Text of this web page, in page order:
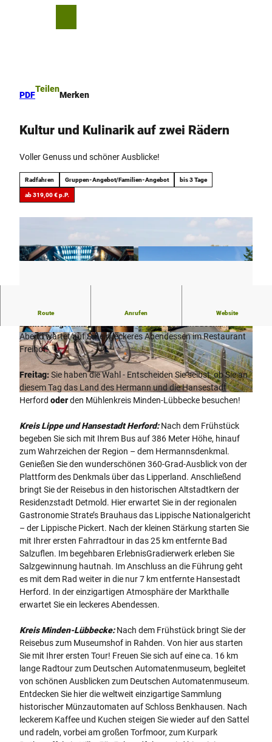
PDF
Teilen
Merken
Kultur und Kulinarik auf zwei Rädern
Voller Genuss und schöner Ausblicke!
Radfahren Gruppen-Angebot/Familien-Angebot bis 3 Tage
ab 319,00 € p.P.
© Peter Hübbe
© Staatsbad Salzuflen GmbH © Hotel Freihof **** | CC-BY-SA
Route Anrufen Website
Ein verlängertes Wochenende durch den Teutoburger Wald
Abend wartet auf Sie ein leckeres Abendessen im Restaurant
Freihof!
Freitag:Sie haben die Wahl - Entscheiden Sie selbst, ob Sie an
diesem Tag das Land des Hermann und die Hansestadt
Herford oderden Mühlenkreis Minden-Lübbecke besuchen!
Kreis Lippe und Hansestadt Herford:Nach dem Frühstück
begeben Sie sich mit Ihrem Bus auf 386 Meter Höhe, hinauf
zum Wahrzeichen der Region – dem Hermannsdenkmal.
Genießen Sie den wunderschönen 360-Grad-Ausblick von der
Plattform des Denkmals über das Lipperland. Anschließend
bringt Sie der Reisebus in den historischen Altstadtkern der
Residenzstadt Detmold. Hier erwartet Sie in der regionalen
Gastronomie Strate’s Brauhaus das Lippische Nationalgericht
– der Lippische Pickert. Nach der kleinen Stärkung starten Sie
mit Ihrer ersten Fahrradtour in das 25 km entfernte Bad
Salzuflen. Im begehbaren ErlebnisGradierwerk erleben Sie
Salzgewinnung hautnah. Im Anschluss an die Führung geht
es mit dem Rad weiter in die nur 7 km entfernte Hansestadt
Herford. In der einzigartigen Atmosphäre der Markthalle
erwartet Sie ein leckeres Abendessen.
Kreis Minden-Lübbecke:Nach dem Frühstück bringt Sie der
Reisebus zum Museumshof in Rahden. Von hier aus starten
Sie mit Ihrer ersten Tour! Freuen Sie sich auf eine ca. 16 km
lange Radtour zum Deutschen Automatenmuseum, begleitet
von schönen Ausblicken zum Deutschen Automatenmuseum.
Entdecken Sie hier die weltweit einzigartige Sammlung
historischer Münzautomaten auf Schloss Benkhausen. Nach
leckerem Kaffee und Kuchen steigen Sie wieder auf den Sattel
und radeln, vorbei am großen Torfmoor, zum Kurpark